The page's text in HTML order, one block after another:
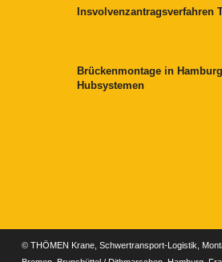
Insvolvenzantragsverfahren
Brückenmontage in
Hubsystemen
© THÖMEN Krane, Schwertransport-Logistik,